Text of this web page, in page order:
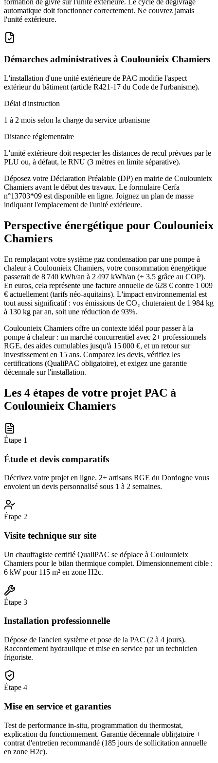
automatique doit fonctionner correctement. Ne couvrez jamais
l'unité extérieure.
Démarches administratives à Coulounieix Chamiers
L'installation d'une unité extérieure de PAC modifie l'aspect
extérieur du bâtiment (article R421-17 du Code de l'urbanisme).
Délai d'instruction
1 à 2 mois selon la charge du service urbanisme
Distance réglementaire
L'unité extérieure doit respecter les distances de recul prévues par le
PLU ou, à défaut, le RNU (3 mètres en limite séparative).
Déposez votre Déclaration Préalable (DP) en mairie de Coulounieix
Chamiers avant le début des travaux. Le formulaire Cerfa
n°13703*09 est disponible en ligne. Joignez un plan de masse
indiquant l'emplacement de l'unité extérieure.
Perspective énergétique pour Coulounieix
Chamiers
En remplaçant votre système gaz condensation par une pompe à
chaleur à Coulounieix Chamiers, votre consommation énergétique
passerait de 8 740 kWh/an à 2 497 kWh/an (÷ 3.5 grâce au COP).
En euros, cela représente une facture annuelle de 628 € contre 1 009
€ actuellement (tarifs néo-aquitains). L'impact environnemental est
tout aussi significatif : vos émissions de CO₂ chuteraient de 1 984 kg
à 130 kg par an, soit une réduction de 93%.
Coulounieix Chamiers offre un contexte idéal pour passer à la
pompe à chaleur : un marché concurrentiel avec 2+ professionnels
RGE, des aides cumulables jusqu'à 15 000 €, et un retour sur
investissement en 15 ans. Comparez les devis, vérifiez les
certifications (QualiPAC obligatoire), et exigez une garantie
décennale sur l'installation.
Les 4 étapes de votre projet PAC à
Coulounieix Chamiers
Étape 1
Étude et devis comparatifs
Décrivez votre projet en ligne. 2+ artisans RGE du Dordogne vous
envoient un devis personnalisé sous 1 à 2 semaines.
Étape 2
Visite technique sur site
Un chauffagiste certifié QualiPAC se déplace à Coulounieix
Chamiers pour le bilan thermique complet. Dimensionnement cible :
6 kW pour 115 m² en zone H2c.
Étape 3
Installation professionnelle
Dépose de l'ancien système et pose de la PAC (2 à 4 jours).
Raccordement hydraulique et mise en service par un technicien
frigoriste.
Étape 4
Mise en service et garanties
Test de performance in-situ, programmation du thermostat,
explication du fonctionnement. Garantie décennale obligatoire +
contrat d'entretien recommandé (185 jours de sollicitation annuelle
en zone H2c).